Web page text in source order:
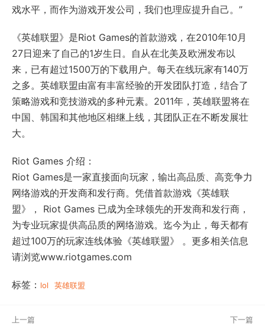
戏水平，而作为游戏开发公司，我们也理应提升自己。”
《英雄联盟》是Riot Games的首款游戏，在2010年10月
27日迎来了自己的1岁生日。自从在北美及欧洲发布以
来，已有超过1500万的下载用户。每天在线玩家有140万
之多。英雄联盟由富有丰富经验的开发团队打造，结合了
策略游戏和竞技游戏的多种元素。2011年，英雄联盟将在
中国、韩国和其他地区相继上线，其团队正在不断发展壮
大。
Riot Games 介绍：
Riot Games是一家直接面向玩家，输出高品质、高竞争力
网络游戏的开发商和发行商。凭借首款游戏《英雄联
盟》， Riot Games 已成为全球领先的开发商和发行商，
为专业玩家提供高品质的网络游戏。迄今为止，每天都有
超过100万的玩家连线体验《英雄联盟》 。更多相关信息
请浏览www.riotgames.com
标签： lol 英雄联盟
上一篇 下一篇